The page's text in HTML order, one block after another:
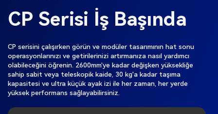
CP Serisi İş Başında
CP serisini çalışırken görün ve modüler tasarımının hat sonu
operasyonlarınızı ve getirilerinizi artırmanıza nasıl yardımcı
olabileceğini öğrenin. 2600mm'ye kadar değişken yüksekliğe
sahip sabit veya teleskopik kaide, 30 kg'a kadar taşıma
kapasitesi ve ultra küçük ayak izi ile her zaman, her yerde
yüksek performans sağlayabilirsiniz.